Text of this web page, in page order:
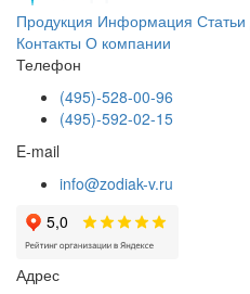
Продукция Информация Статьи
Контакты О компании
Телефон
(495)-528-00-96
(495)-592-02-15
E-mail
info@zodiak-v.ru
Адрес